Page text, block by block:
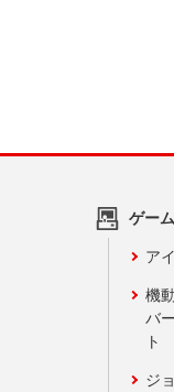
ゲー
ア
機
バ
ト
ジ